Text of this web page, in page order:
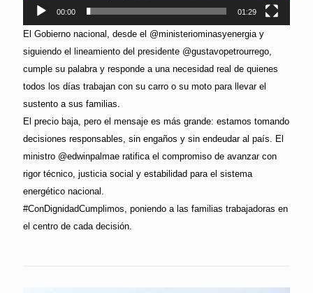
00:00 01:29
El Gobierno nacional, desde el @ministeriominasyenergia y
siguiendo el lineamiento del presidente @gustavopetrourrego,
cumple su palabra y responde a una necesidad real de quienes
todos los días trabajan con su carro o su moto para llevar el
sustento a sus familias.
El precio baja, pero el mensaje es más grande: estamos tomando
decisiones responsables, sin engaños y sin endeudar al país. El
ministro @edwinpalmae ratifica el compromiso de avanzar con
rigor técnico, justicia social y estabilidad para el sistema
energético nacional.
#ConDignidadCumplimos, poniendo a las familias trabajadoras en
el centro de cada decisión.